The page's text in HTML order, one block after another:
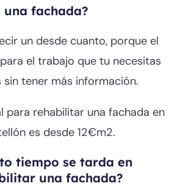
una fachada?
un desde cuanto, porque el
el trabajo que tu necesitas
sin tener más información.
para rehabilitar una fachada en
es desde 12€m2.
tiempo se tarda en
una fachada?